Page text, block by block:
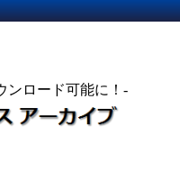
ンロード可能に！-